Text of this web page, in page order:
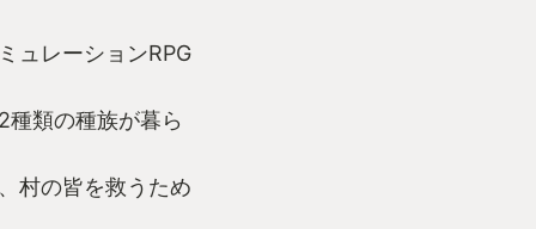
ュレーションRPG
種類の種族が暮ら
村の皆を救うため